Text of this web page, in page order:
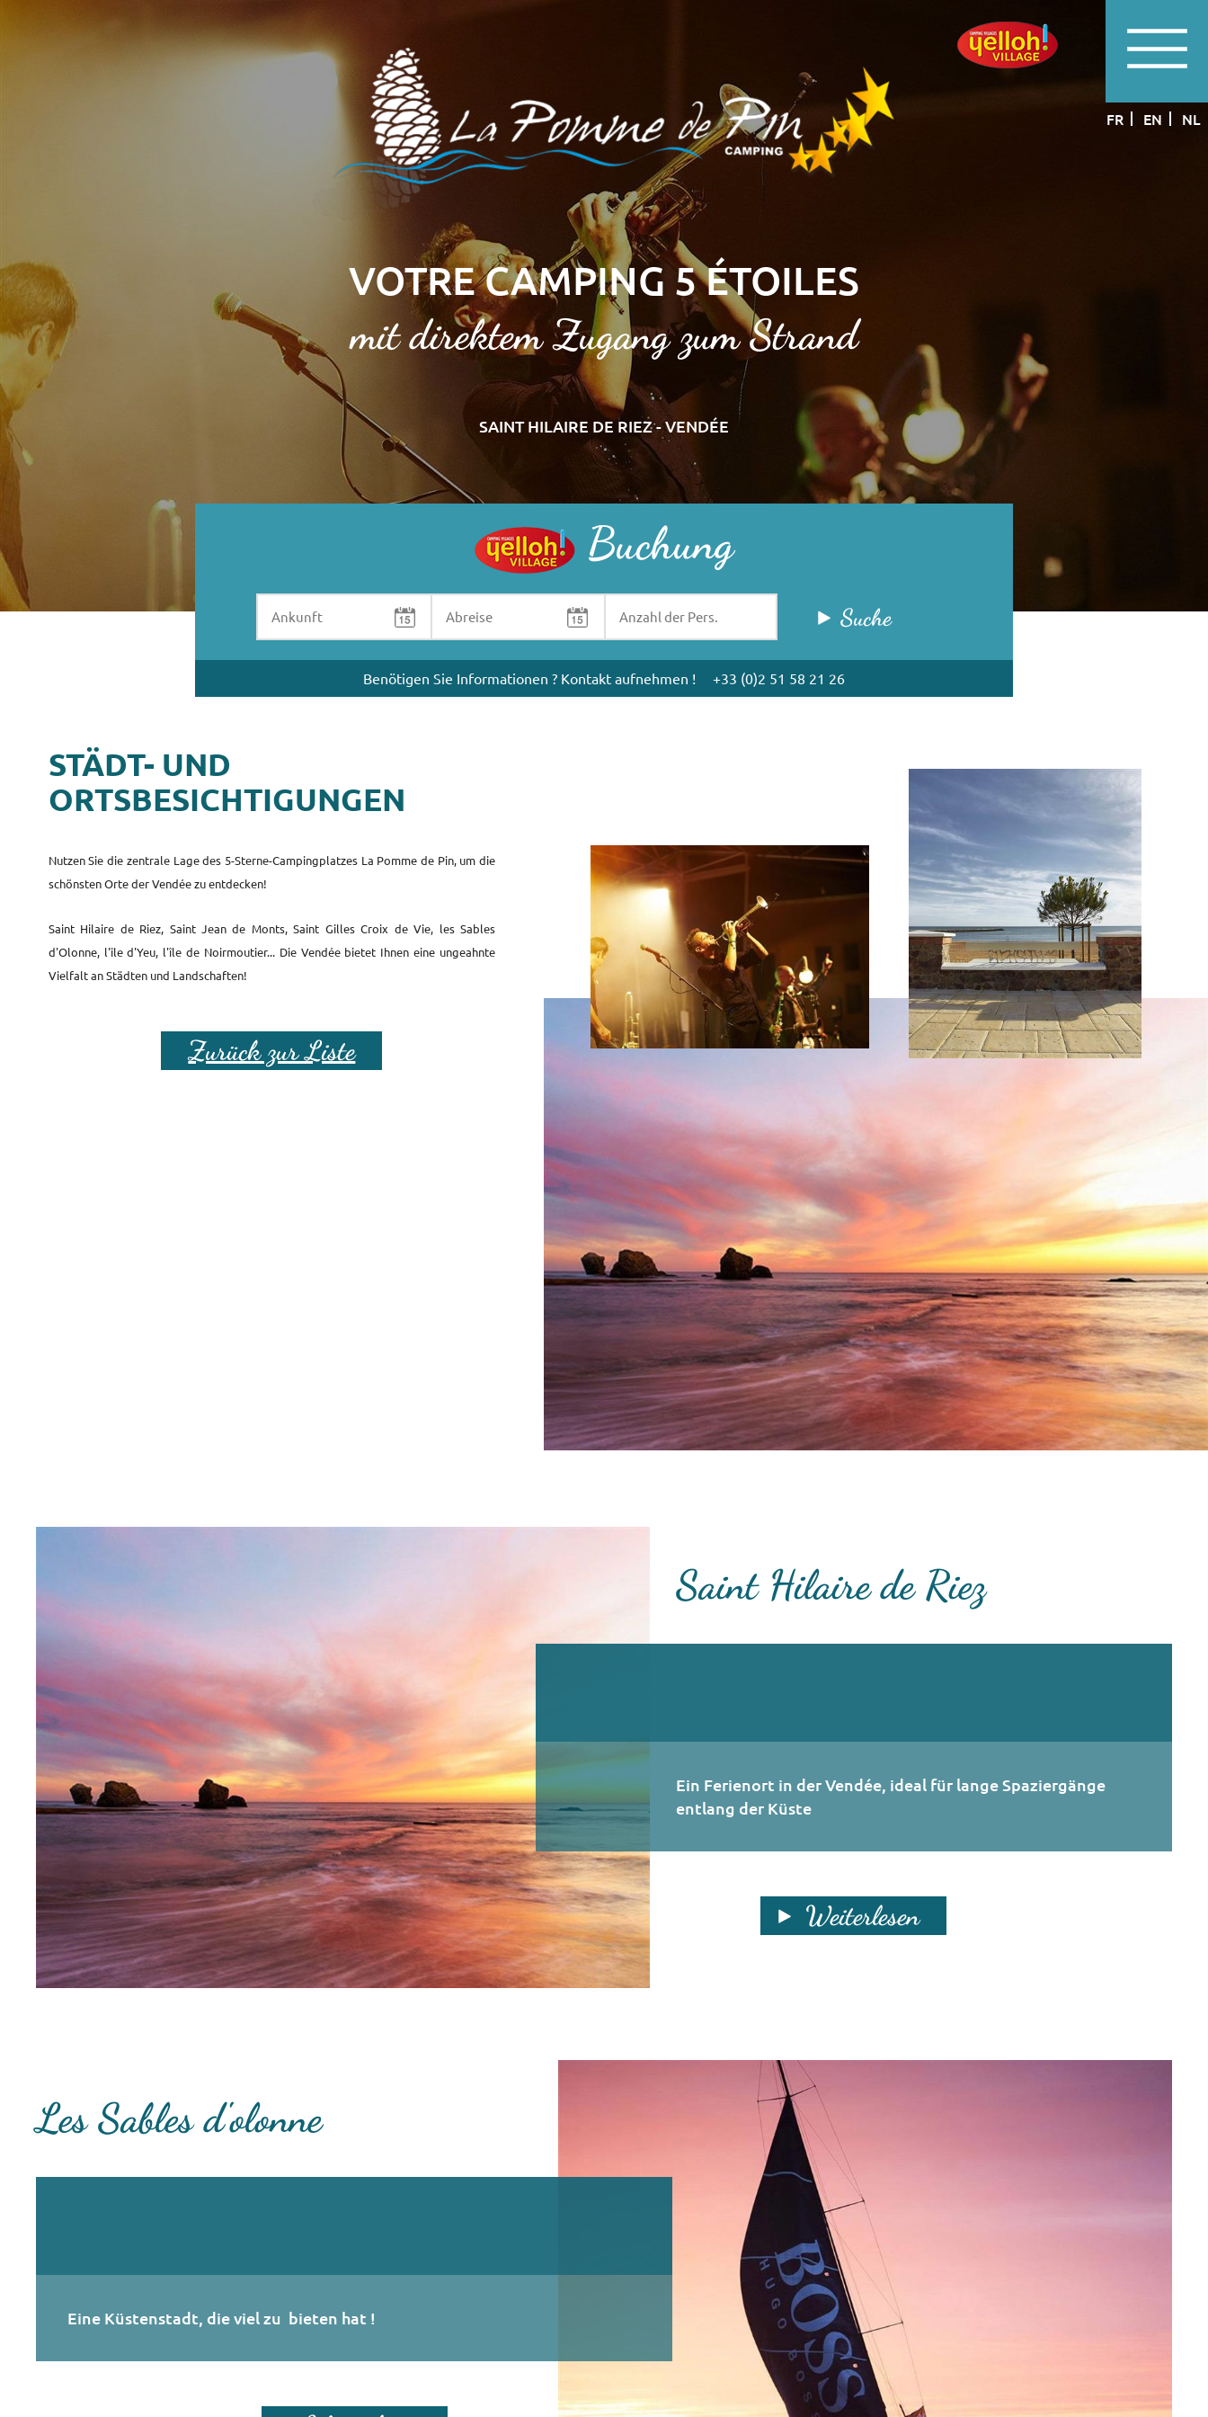
FR EN NL
VOTRE CAMPING 5 ÉTOILES
mit direktem Zugang zum Strand
SAINT HILAIRE DE RIEZ - VENDÉE
Buchung
Suche
Benötigen Sie Informationen ? Kontakt aufnehmen ! +33 (0)2 51 58 21 26
STÄDT- UND
ORTSBESICHTIGUNGEN
Nutzen Sie die zentrale Lage des 5-Sterne-Campingplatzes La Pomme de Pin, um die
schönsten Orte der Vendée zu entdecken!
Saint Hilaire de Riez, Saint Jean de Monts, Saint Gilles Croix de Vie, les Sables
d'Olonne, l'île d'Yeu, l'île de Noirmoutier... Die Vendée bietet Ihnen eine ungeahnte
Vielfalt an Städten und Landschaften!
Zurück zur Liste
Saint Hilaire de Riez
Ein Ferienort in der Vendée, ideal für lange Spaziergänge
entlang der Küste
Weiterlesen
Les Sables d'olonne
Eine Küstenstadt, die viel zu bieten hat !